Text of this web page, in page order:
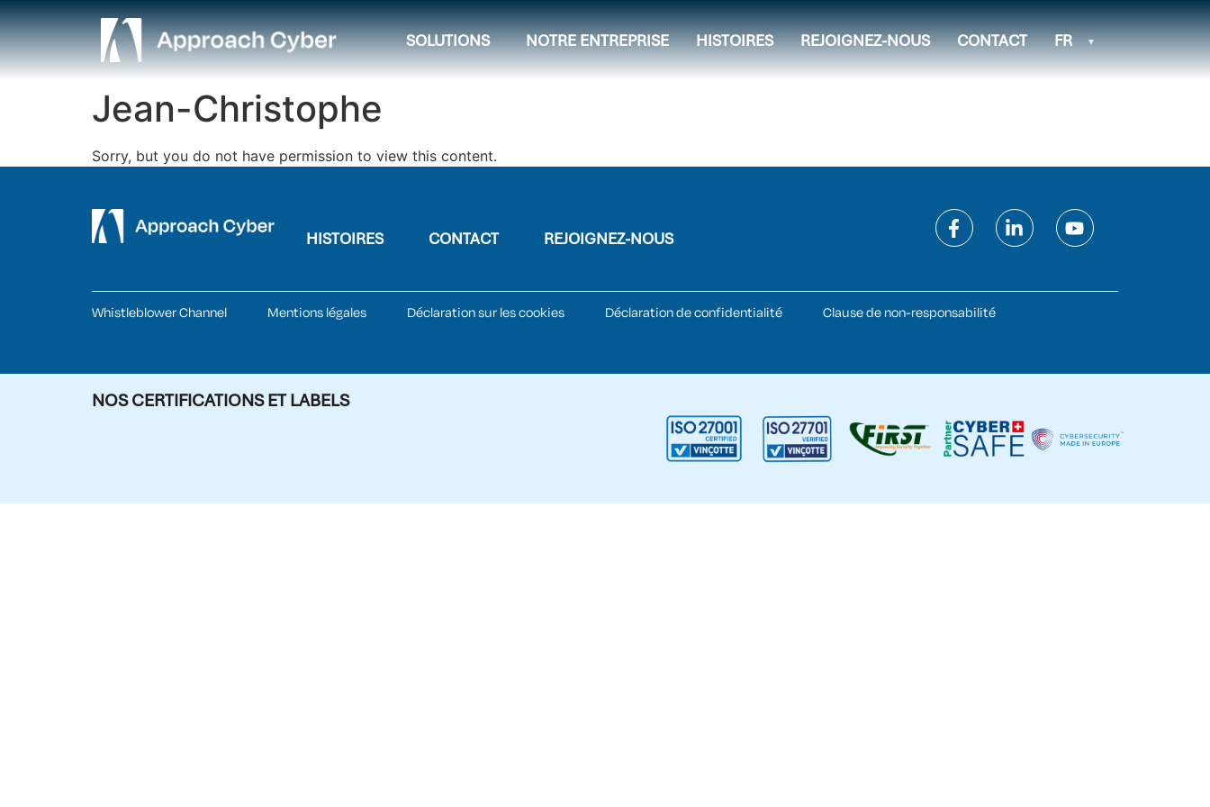
SOLUTIONS NOTRE ENTREPRISE HISTOIRES REJOIGNEZ-NOUS CONTACT FR
Jean-Christophe
Sorry, but you do not have permission to view this content.
HISTOIRES CONTACT REJOIGNEZ-NOUS
Whistleblower Channel Mentions légales Déclaration sur les cookies Déclaration de confidentialité Clause de non-responsabilité
NOS CERTIFICATIONS ET LABELS